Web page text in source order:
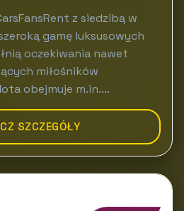
z siedzibą w
gamę luksusowych
oczekiwania nawet
miłośników
obejmuje m.in....
SZCZEGÓŁY